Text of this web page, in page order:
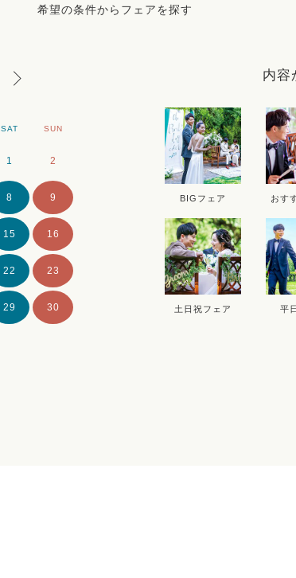
希望の条件からフェアを探す
SAT SUN
1 2
8 9
15 16
22 23
29 30
MON TUE WED
1 2
7 9
14 15 16
21 22 23
28 30
内容
BIGフェア おす
土日祝フェア 平